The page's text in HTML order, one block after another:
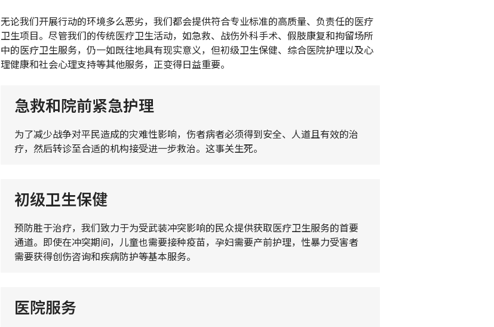
无论我们开展行动的环境多么恶劣，我们都会提供符合专业标准的高质量、负责任的医疗
卫生项目。尽管我们的传统医疗卫生活动，如急救、战伤外科手术、假肢康复和拘留场所
中的医疗卫生服务，仍一如既往地具有现实意义，但初级卫生保健、综合医院护理以及心
理健康和社会心理支持等其他服务，正变得日益重要。
急救和院前紧急护理
为了减少战争对平民造成的灾难性影响，伤者病者必须得到安全、人道且有效的治
疗，然后转诊至合适的机构接受进一步救治。这事关生死。
初级卫生保健
预防胜于治疗，我们致力于为受武装冲突影响的民众提供获取医疗卫生服务的首要
通道。即使在冲突期间，儿童也需要接种疫苗，孕妇需要产前护理，性暴力受害者
需要获得创伤咨询和疾病防护等基本服务。
医院服务